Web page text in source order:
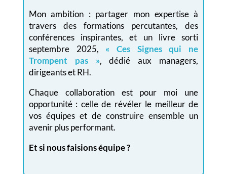
Mon ambition : partager mon expertise à
travers des formations percutantes, des
conférences inspirantes, et un livre sorti
septembre 2025, « Ces Signes qui ne
Trompent pas », dédié aux managers,
dirigeants et RH.
Chaque collaboration est pour moi une
opportunité : celle de révéler le meilleur de
vos équipes et de construire ensemble un
avenir plus performant.
Et si nous faisions équipe ?